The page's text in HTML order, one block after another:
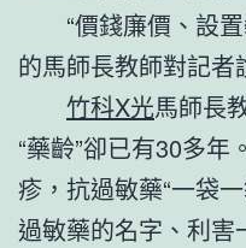
“價錢廉價、設
的馬師長教師對記者
竹科X光馬師長
“藥齡”卻已有30多
疹，抗過敏藥“一袋
過敏藥的名字、利